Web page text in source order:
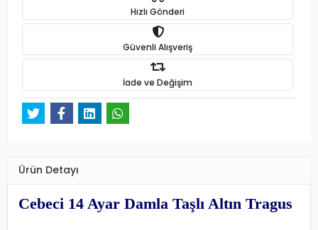
Hızlı Gönderi
Güvenli Alışveriş
İade ve Değişim
Ürün Detayı
Cebeci 14 Ayar Damla Taşlı Altın Tragus